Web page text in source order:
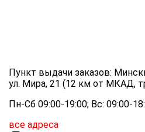
Пункт выдачи заказов:
ул. Мира, 21 (12 км от МКАД,
Пн-Сб 09:00-19:00; Вс: 09:00-
все адреса